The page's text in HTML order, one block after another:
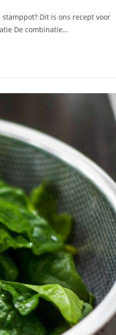
Dit is ons recept voor
De combinatie…